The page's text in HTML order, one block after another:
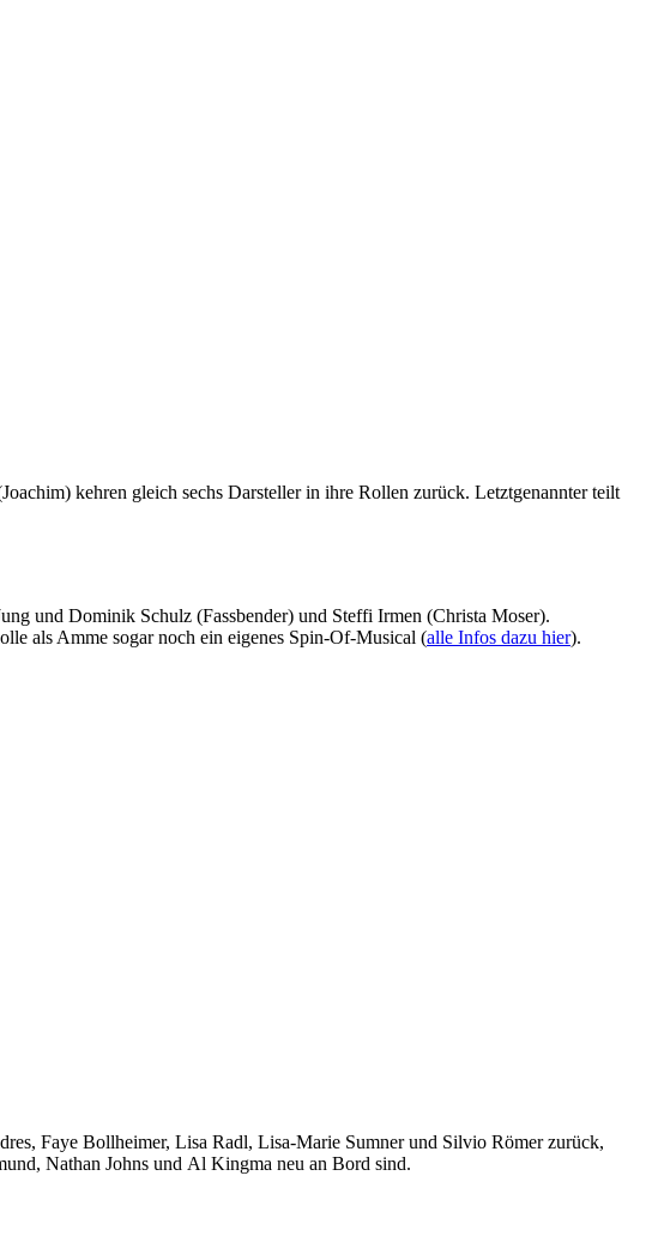
kehren gleich sechs Darsteller in ihre Rollen zurück. Letztgenannter teilt
und Dominik Schulz (Fassbender) und Steffi Irmen (Christa Moser).
als Amme sogar noch ein eigenes Spin-Of-Musical (alle Infos dazu hier).
Faye Bollheimer, Lisa Radl, Lisa-Marie Sumner und Silvio Römer zurück,
Nathan Johns und Al Kingma neu an Bord sind.